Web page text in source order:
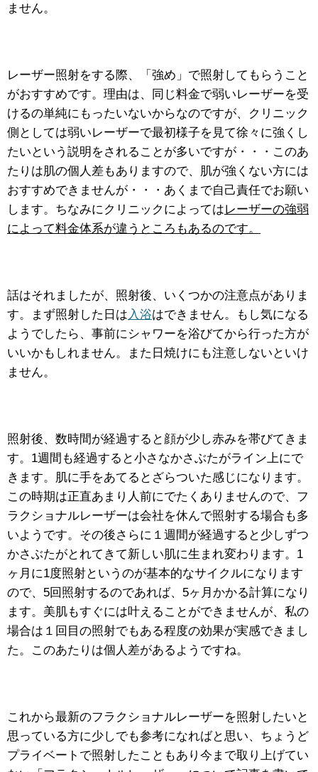
ません。
レーザー照射をする際、「強め」で照射してもらうこと
がおすすめです。理由は、同じ料金で弱いレーザーを受
けるの単純にもったいないからなのですが、クリニック
側としては弱いレーザーで最初様子を見て徐々に強くし
たいという説明をされることが多いですが・・・このあ
たりは肌の個人差もありますので、肌が強くない方には
おすすめできませんが・・・あくまで自己責任でお願い
します。ちなみにクリニックによってはレーザーの強弱
によって料金体系が違うところもあるのです。
話はそれましたが、照射後、いくつかの注意点がありま
す。まず照射した日は 入浴はできません。もし気になる
ようでしたら、事前にシャワーを浴びてから行った方が
いいかもしれません。また日焼けにも注意しないといけ
ません。
照射後、数時間が経過すると顔が少し赤みを帯びてきま
す。1週間も経過すると小さなかさぶたがライン上にで
きます。肌に手をあてるとざらついた感じになります。
この時期は正直あまり人前にでたくありませんので、フ
ラクショナルレーザーは会社を休んで照射する場合も多
いようです。その後さらに１週間が経過すると少しずつ
かさぶたがとれてきて新しい肌に生まれ変わります。1
ヶ月に1度照射というのが基本的なサイクルになります
ので、5回照射するのであれば、5ヶ月かかる計算になり
ます。美肌もすぐには叶えることができませんが、私の
場合は１回目の照射でもある程度の効果が実感できまし
た。このあたりは個人差があるようですね。
これから最新のフラクショナルレーザーを照射したいと
思っている方に少しでも参考になればと思い、ちょうど
プライベートで照射したこともあり今まで取り上げてい